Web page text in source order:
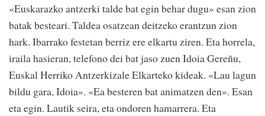
«Euskarazko antzerki talde bat egin behar dugu» esan zion
batak besteari. Taldea osatzean deitzeko erantzun zion
hark. Ibarrako festetan berriz ere elkartu ziren. Eta horrela,
iraila hasieran, telefono dei bat jaso zuen Idoia Gereñu,
Euskal Herriko Antzerkizale Elkarteko kideak. «Lau lagun
bildu gara, Idoia». «Ea besteren bat animatzen den». Esan
eta egin. Lautik seira, eta ondoren hamarrera. Eta